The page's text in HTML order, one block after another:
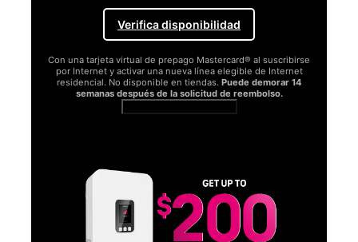
Verifica disponibilidad
Con una tarjeta virtual de prepago Mastercard® al suscribirse
por Internet y activar una nueva línea elegible de Internet
residencial. No disponible en tiendas. Puede demorar 14
semanas después de la solicitud de reembolso.